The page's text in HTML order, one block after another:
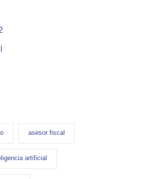
asesor fiscal
artificial